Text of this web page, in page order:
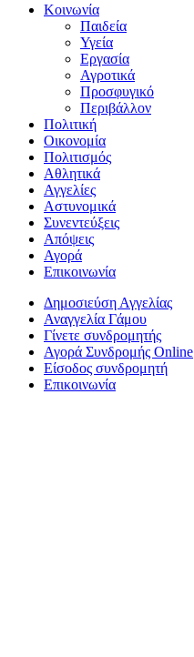
Κοινωνία
Παιδεία
Υγεία
Εργασία
Αγροτικά
Προσφυγικό
Περιβάλλον
Πολιτική
Οικονομία
Πολιτισμός
Αθλητικά
Αγγελίες
Αστυνομικά
Συνεντεύξεις
Απόψεις
Αγορά
Επικοινωνία
Δημοσιεύση Αγγελίας
Αναγγελία Γάμου
Γίνετε συνδρομητής
Αγορά Συνδρομής Online
Είσοδος συνδρομητή
Επικοινωνία